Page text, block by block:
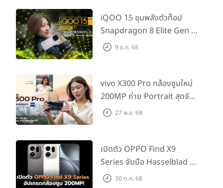
iQOO 15 ขุมพลังตัวท็อป
Snapdragon 8 Elite Gen 5
เล่นลื่นทุกเกม!
9 ธ.ค. 68
vivo X300 Pro กล้องซูมใหม่
200MP ถ่าย Portrait สุดจัด
ต่อเลนส์เสริมได้!
27 พ.ย. 68
เปิดตัว OPPO Find X9
Series จับมือ Hasselblad อัป
เกรดกล้องซูม 200MP!
30 ต.ค. 68